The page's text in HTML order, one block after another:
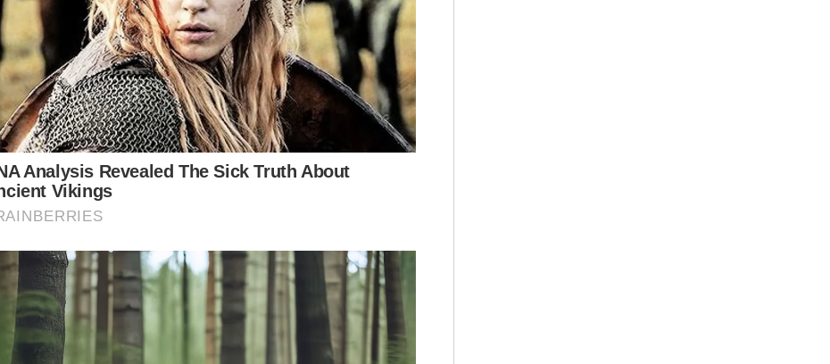
Rexy mahu gandingan baharu bukan sekadar cuba nasib, fokus misi layak ke
LA28
Anak muda usah putus asa hadapi ujian - Mufti
Paluan kompang satukan anak muda Klebang Selatan
Sejak pagi Ahad, sebuah hotel yang menjadi lokasi
sesi temu duga syarikat berkenaan menarik
perhatian orang ramai.